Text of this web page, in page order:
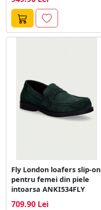
Fly London loafers slip-on
pentru femei din piele
intoarsa ANKI534FLY
709.90 Lei